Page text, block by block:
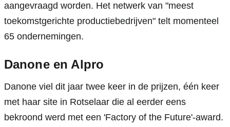
aangevraagd worden. Het netwerk van "meest
toekomstgerichte productiebedrijven" telt momenteel
65 ondernemingen.
Danone en Alpro
Danone viel dit jaar twee keer in de prijzen, één keer
met haar site in Rotselaar die al eerder eens
bekroond werd met een 'Factory of the Future'-award.